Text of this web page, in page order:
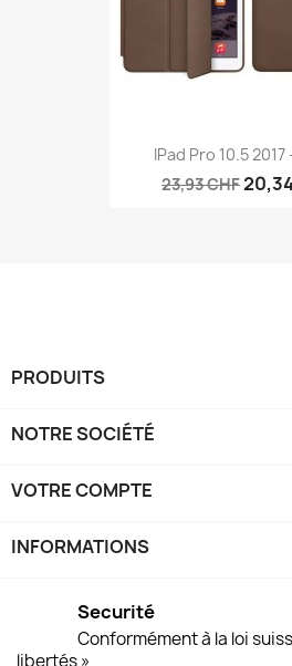
IPad Pro 10.5
23,93 CHF
PRODUITS
NOTRE SOCIÉTÉ
VOTRE COMPTE
INFORMATIONS
Securité
Conformément à la loi
libertés »